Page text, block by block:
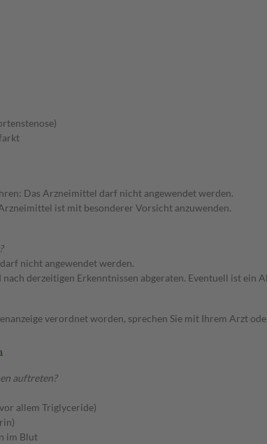
Das Arzneimittel darf nicht angewendet werden.
ist mit besonderer Vorsicht anzuwenden.
nicht angewendet werden.
derzeitigen Erkenntnissen abgeraten. Eventuell ist ein
verordnet worden, sprechen Sie mit Ihrem Arzt
auftreten?
allem Triglyceride)
im Blut